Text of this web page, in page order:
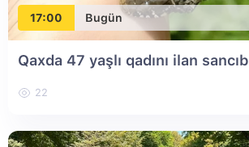
17:00 Bugün
Qaxda 47 yaşlı qadını ilan sancıb
22